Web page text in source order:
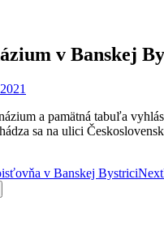
v Banskej
a pamätná tabuľa
sa na ulici
v Banskej BystriciNext